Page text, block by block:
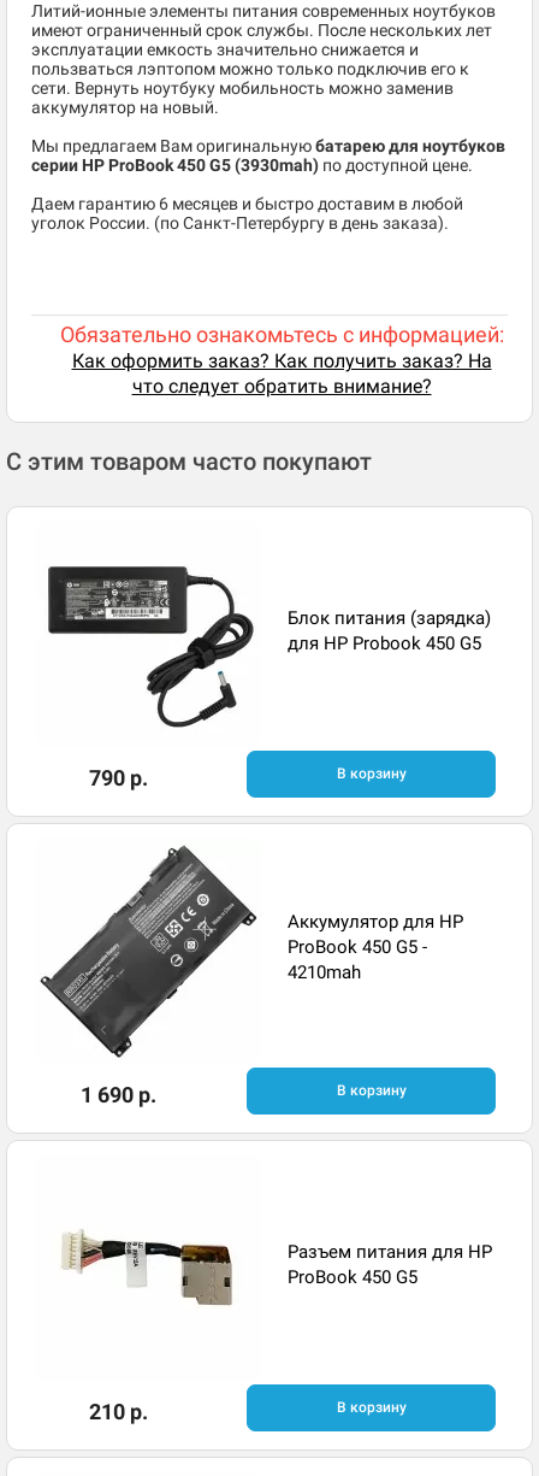
Литий-ионные элементы питания современных ноутбуков
имеют ограниченный срок службы. После нескольких лет
эксплуатации емкость значительно снижается и
пользваться лэптопом можно только подключив его к
сети. Вернуть ноутбуку мобильность можно заменив
аккумулятор на новый.
Мы предлагаем Вам оригинальнуюбатарею для ноутбуков
серии HP ProBook 450 G5 (3930mah) по доступной цене.
Даем гарантию 6 месяцев и быстро доставим в любой
уголок России. (по Санкт-Петербургу в день заказа).
Обязательно ознакомьтесь с информацией:
Как оформить заказ? Как получить заказ? На
что следует обратить внимание?
С этим товаром часто покупают
Блок питания (зарядка)
для HP Probook 450 G5
790 р. В корзину
Аккумулятор для HP
ProBook 450 G5 -
4210mah
1 690 р. В корзину
Разъем питания для HP
ProBook 450 G5
210 р. В корзину